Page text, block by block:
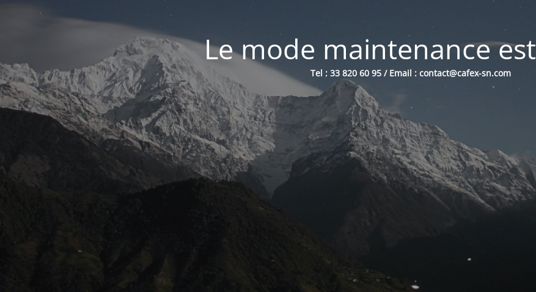
Le mode maintenance
Tel : 33 820 60 95 / Email : contact@cafex-sn.com